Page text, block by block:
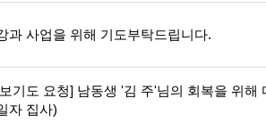
과 사업을 위해 기도부탁드립니다.
기도 요청] 남동생 '김 주'님의 회복을 위
자 집사)